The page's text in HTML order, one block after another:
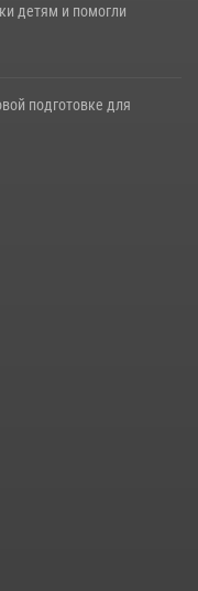
детям и помогли
подготовке для